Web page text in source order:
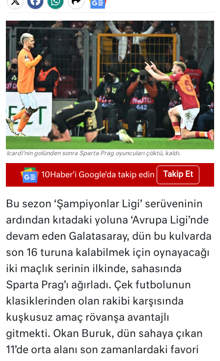
Icardi'nin golünden sonra Sparta Prag oyuncuları çöktü, kaldı.
10Haber'i Google'da takip edin Takip Et
Bu sezon ‘Şampiyonlar Ligi’ serüveninin
ardından kıtadaki yoluna ‘Avrupa Ligi’nde
devam eden Galatasaray, dün bu kulvarda
son 16 turuna kalabilmek için oynayacağı
iki maçlık serinin ilkinde, sahasında
Sparta Prag’ı ağırladı. Çek futbolunun
klasiklerinden olan rakibi karşısında
kuşkusuz amaç rövanşa avantajlı
gitmekti. Okan Buruk, dün sahaya çıkan
11’de orta alanı son zamanlardaki favori